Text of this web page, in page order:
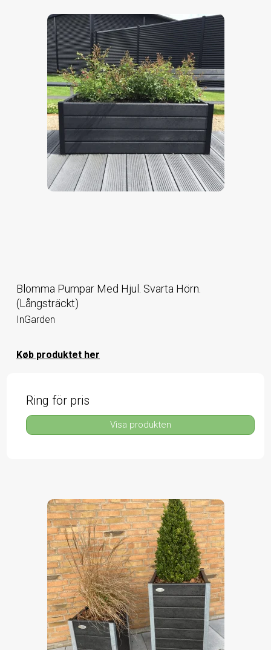
Blomma Pumpar Med Hjul. Svarta Hörn.
(Långsträckt)
InGarden
Køb produktet her
Ring för pris
Visa produkten